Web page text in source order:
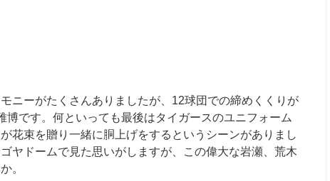
ニーがたくさんありましたが、12球団での締めくくりが
博です。何といっても最後はタイガースのユニフォーム
花束を贈り一緒に胴上げをするというシーンがありまし
ヤドームで見た思いがしますが、この偉大な岩瀬、荒木
。